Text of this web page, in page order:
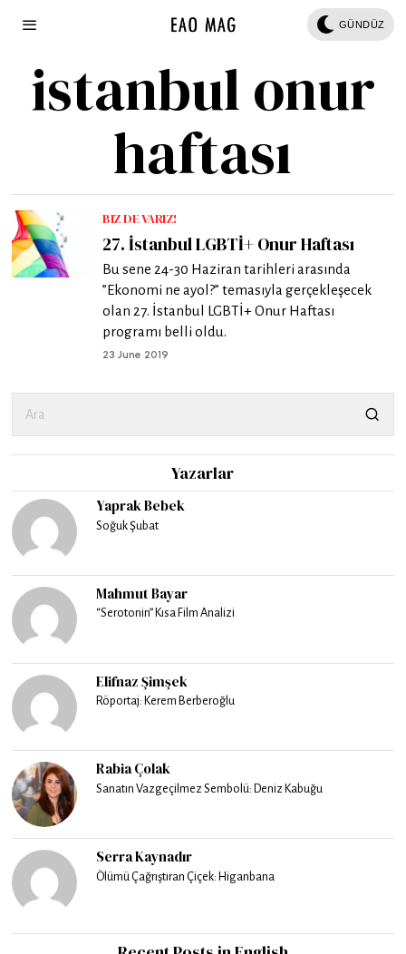
GÜNDÜZ
istanbul onur
haftası
BIZ DE VARIZ!
27. İstanbul LGBTİ+ Onur Haftası
Bu sene 24-30 Haziran tarihleri arasında
”Ekonomi ne ayol?” temasıyla gerçekleşecek
olan 27. İstanbul LGBTİ+ Onur Haftası
programı belli oldu.
23 June 2019
Yazarlar
Yaprak Bebek
Soğuk Şubat
Mahmut Bayar
“Serotonin” Kısa Film Analizi
Elifnaz Şimşek
Röportaj: Kerem Berberoğlu
Rabia Çolak
Sanatın Vazgeçilmez Sembolü: Deniz Kabuğu
Serra Kaynadır
Ölümü Çağrıştıran Çiçek: Higanbana